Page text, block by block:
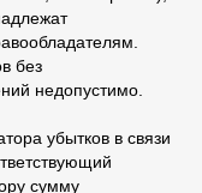
без
недопустимо.
убытков в связи
сумму